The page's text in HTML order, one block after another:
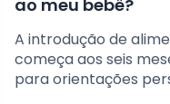
ao meu bebê?
A introdução de
começa aos seis
para orientações